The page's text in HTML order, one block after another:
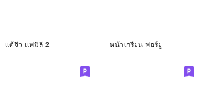
แต้จิ๋ว แฟมิลี่ 2 หน้าเกรียน ฟอร์ยู